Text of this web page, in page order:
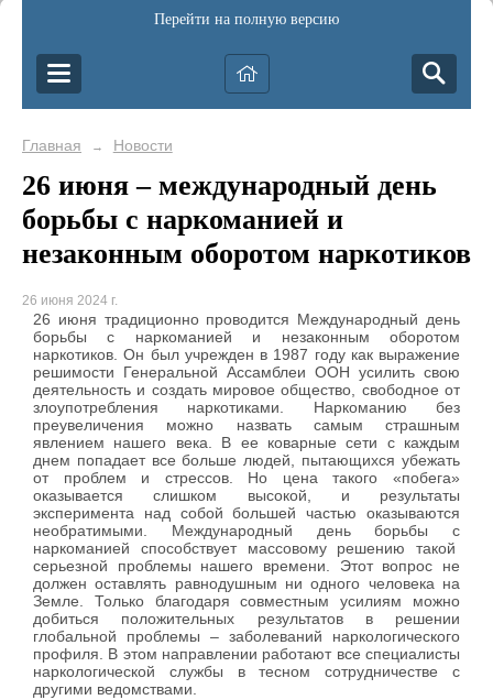
Перейти на полную версию
Главная → Новости
26 июня – международный день
борьбы с наркоманией и
незаконным оборотом наркотиков
26 июня 2024 г.
26 июня традиционно проводится Международный день
борьбы с наркоманией и незаконным оборотом
наркотиков. Он был учрежден в 1987 году как выражение
решимости Генеральной Ассамблеи ООН усилить свою
деятельность и создать мировое общество, свободное от
злоупотребления наркотиками. Наркоманию без
преувеличения можно назвать самым страшным
явлением нашего века. В ее коварные сети с каждым
днем попадает все больше людей, пытающихся убежать
от проблем и стрессов. Но цена такого «побега»
оказывается слишком высокой, и результаты
эксперимента над собой большей частью оказываются
необратимыми. Международный день борьбы с
наркоманией способствует массовому решению такой
серьезной проблемы нашего времени. Этот вопрос не
должен оставлять равнодушным ни одного человека на
Земле. Только благодаря совместным усилиям можно
добиться положительных результатов в решении
глобальной проблемы – заболеваний наркологического
профиля. В этом направлении работают все специалисты
наркологической службы в тесном сотрудничестве с
другими ведомствами.